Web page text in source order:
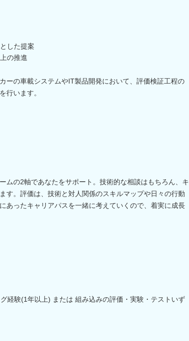
した提案
の推進
ーの車載システムやIT製品開発において、評価検証工程の
行います。
ムの2軸であなたをサポート。技術的な相談はもちろん、キ
す。評価は、技術と対人関係のスキルマップや日々の行動
あったキャリアパスを一緒に考えていくので、着実に成長
経験(1年以上) または 組み込みの評価・実験・テストいず